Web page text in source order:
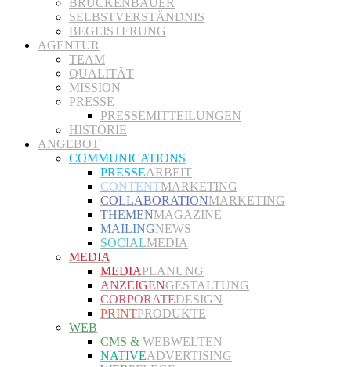
SELBSTVERSTÄNDNIS
BEGEISTERUNG
AGENTUR
TEAM
QUALITÄT
MISSION
PRESSE
PRESSEMITTEILUNGEN
HISTORIE
ANGEBOT
COMMUNICATIONS
PRESSEARBEIT
CONTENTMARKETING
COLLABORATIONMARKETING
THEMENMAGAZINE
MAILINGNEWS
SOCIALMEDIA
MEDIA
MEDIAPLANUNG
ANZEIGENGESTALTUNG
CORPORATEDESIGN
PRINTPRODUKTE
WEB
CMS & WEBWELTEN
NATIVEADVERTISING